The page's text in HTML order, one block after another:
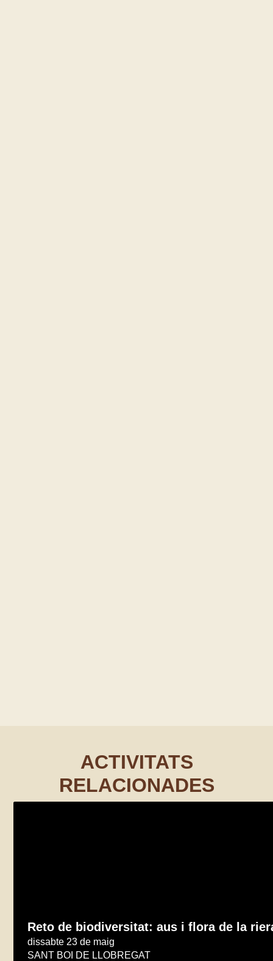
ACTIVITATS
RELACIONADES
Reto de biodiversitat: aus i flora de la
dissabte 23 de maig
SANT BOI DE LLOBREGAT